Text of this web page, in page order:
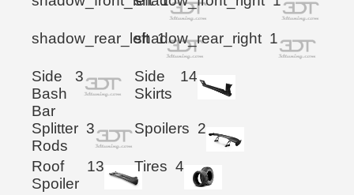
shadow_rear_left 1
shadow_rear_right 1
Side
Bash
Bar
3
Side
Skirts
14
Splitter
Rods
3 Spoilers 2
Roof
Spoiler
13 Tires 4